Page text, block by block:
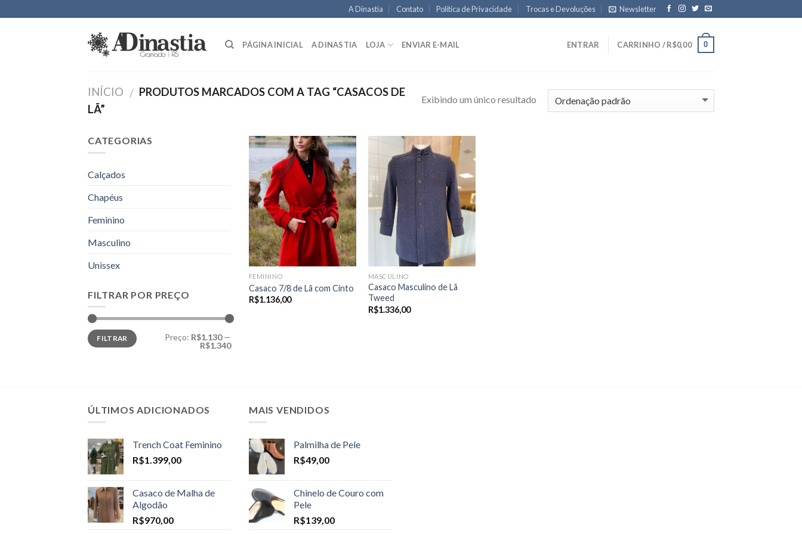
to
A Dinastia Contato Política de Privacidade Trocas e Devoluções Newsletter
PÁGINA INICIAL A DINASTIA LOJA ENVIAR E-MAIL ENTRAR CARRINHO /R$0,00 0
INÍCIO / PRODUTOS MARCADOS COM A TAG “CASACOS DE
LÃ”
Exibindo um único resultado
CATEGORIAS
Calçados
Chapéus
Feminino
Masculino
Unissex
FILTRAR POR PREÇO
Preço
mínimo
Preço
máximo
FILTRAR Preço: R$1.130—
R$1.340
FEMININO
Casaco 7/8 de Lã com Cinto
R$1.136,00
MASCULINO
Casaco Masculino de Lã
Tweed
R$1.336,00
ÚLTIMOS ADICIONADOS
Trench Coat Feminino
R$1.399,00
Casaco de Malha de
Algodão
R$970,00
MAIS VENDIDOS
Palmilha de Pele
R$49,00
Chinelo de Couro com
Pele
R$139,00